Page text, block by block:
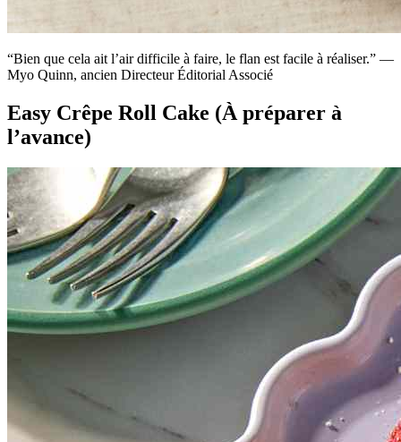
“Bien que cela ait l’air difficile à faire, le flan est facile à réaliser.” —
Myo Quinn, ancien Directeur Éditorial Associé
Easy Crêpe Roll Cake (À préparer à
l’avance)